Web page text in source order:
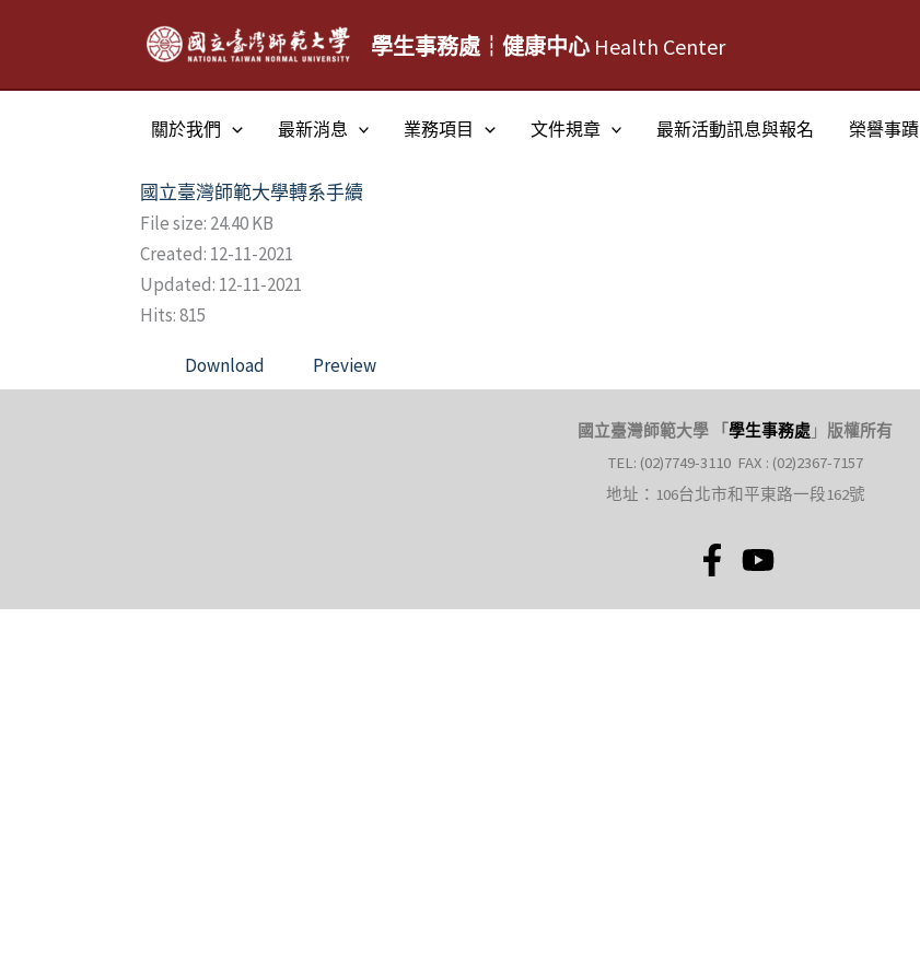
學生事務處┆健康中心 Health Center
關於我們 最新消息 業務項目 文件規章 最新活動訊息與報名 榮譽事蹟
國立臺灣師範大學轉系手續
File size: 24.40 KB
Created: 12-11-2021
Updated: 12-11-2021
Hits: 815
Download Preview
國立臺灣師範大學 「 學生事務處 」 版權所有
TEL: (02)7749-3110 FAX : (02)2367-7157
地址：106台北市和平東路一段162號